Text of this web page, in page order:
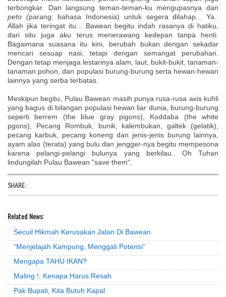
terbongkar. Dan langsung teman-teman-ku mengupasnya dan
peto (parang: bahasa Indonesia) untuk segera dilahap... Ya..
Allah jika teringat itu... Bawean begitu indah rasanya di hatiku,
dari situ juga aku terus menerawang kedepan tanpa henti.
Bagaimana suasana itu kini, berubah bukan dengan sekadar
mencari sesuap nasi, tetapi dengan semangat perubahan.
Dengan tetap menjaga lestarinya alam, laut, bukit-bukit, tanaman-
tanaman pohon, dan populasi burung-burung serta hewan-hewan
lainnya yang serba terbatas.
Meskipun begitu, Pulau Bawean masih punya rusa-rusa axis kuhli
yang bagus di bilangan populasi hewan liar dunia, burung-burung
seperti berrem (the blue gray pigons), Koddaba (the white
pgons), Pecang Rombuk, bunik, kalembukan, galtek (gelatik),
pecang karbuk, pecang koneng dan jenis-jenis burung lainnya,
ayam alas (terata) yang bulu dan jengger-nya begitu mempesona
karena pelangi-pelangi bulunya yang berkilau.. Oh Tuhan
lindungilah Pulau Bawean "save them".
SHARE :
Related News:
Secuil Hikmah Kerusakan Jalan Di Bawean
“Menjelajah Kampung, Menggali Potensi”
Mengapa TAHU IKAN?
Maling !, Kenapa Harus Resah
Pak Bupati, Kita Butuh Kapal